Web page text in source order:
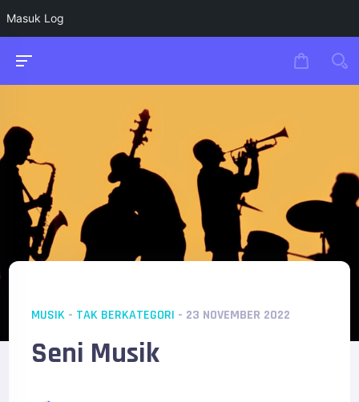
Masuk Log
MUSIK - TAK BERKATEGORI - 23 NOVEMBER 2022
Seni Musik